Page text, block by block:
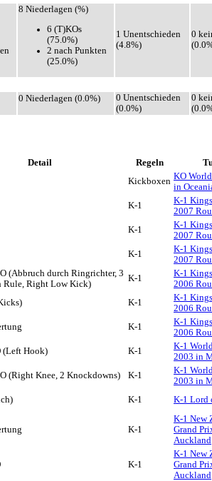
8 Niederlagen (%)
6 (T)KOs
(75.0%)
2 nach Punkten
(25.0%)
1 Unentschieden
(4.8%)
0
0 Niederlagen (0.0%)
0 Unentschieden
(0.0%)
0
Detail Regeln
Kickboxen KO
in
K-1
K-1
2007
K-1
K-1
2007
K-1
K-1
2007
(Abbruch durch Ringrichter, 3
Rule, Right Low Kick)
K-1
K-1
2006
K-1
K-1
2006
K-1
K-1
2006
(Left Hook) K-1
K-1
2003 in
(Right Knee, 2 Knockdowns) K-1
K-1
2003 in
K-1 K-1 Lord
K-1
K-1 New
Grand
Auckland
K-1
K-1 New
Grand
Auckland